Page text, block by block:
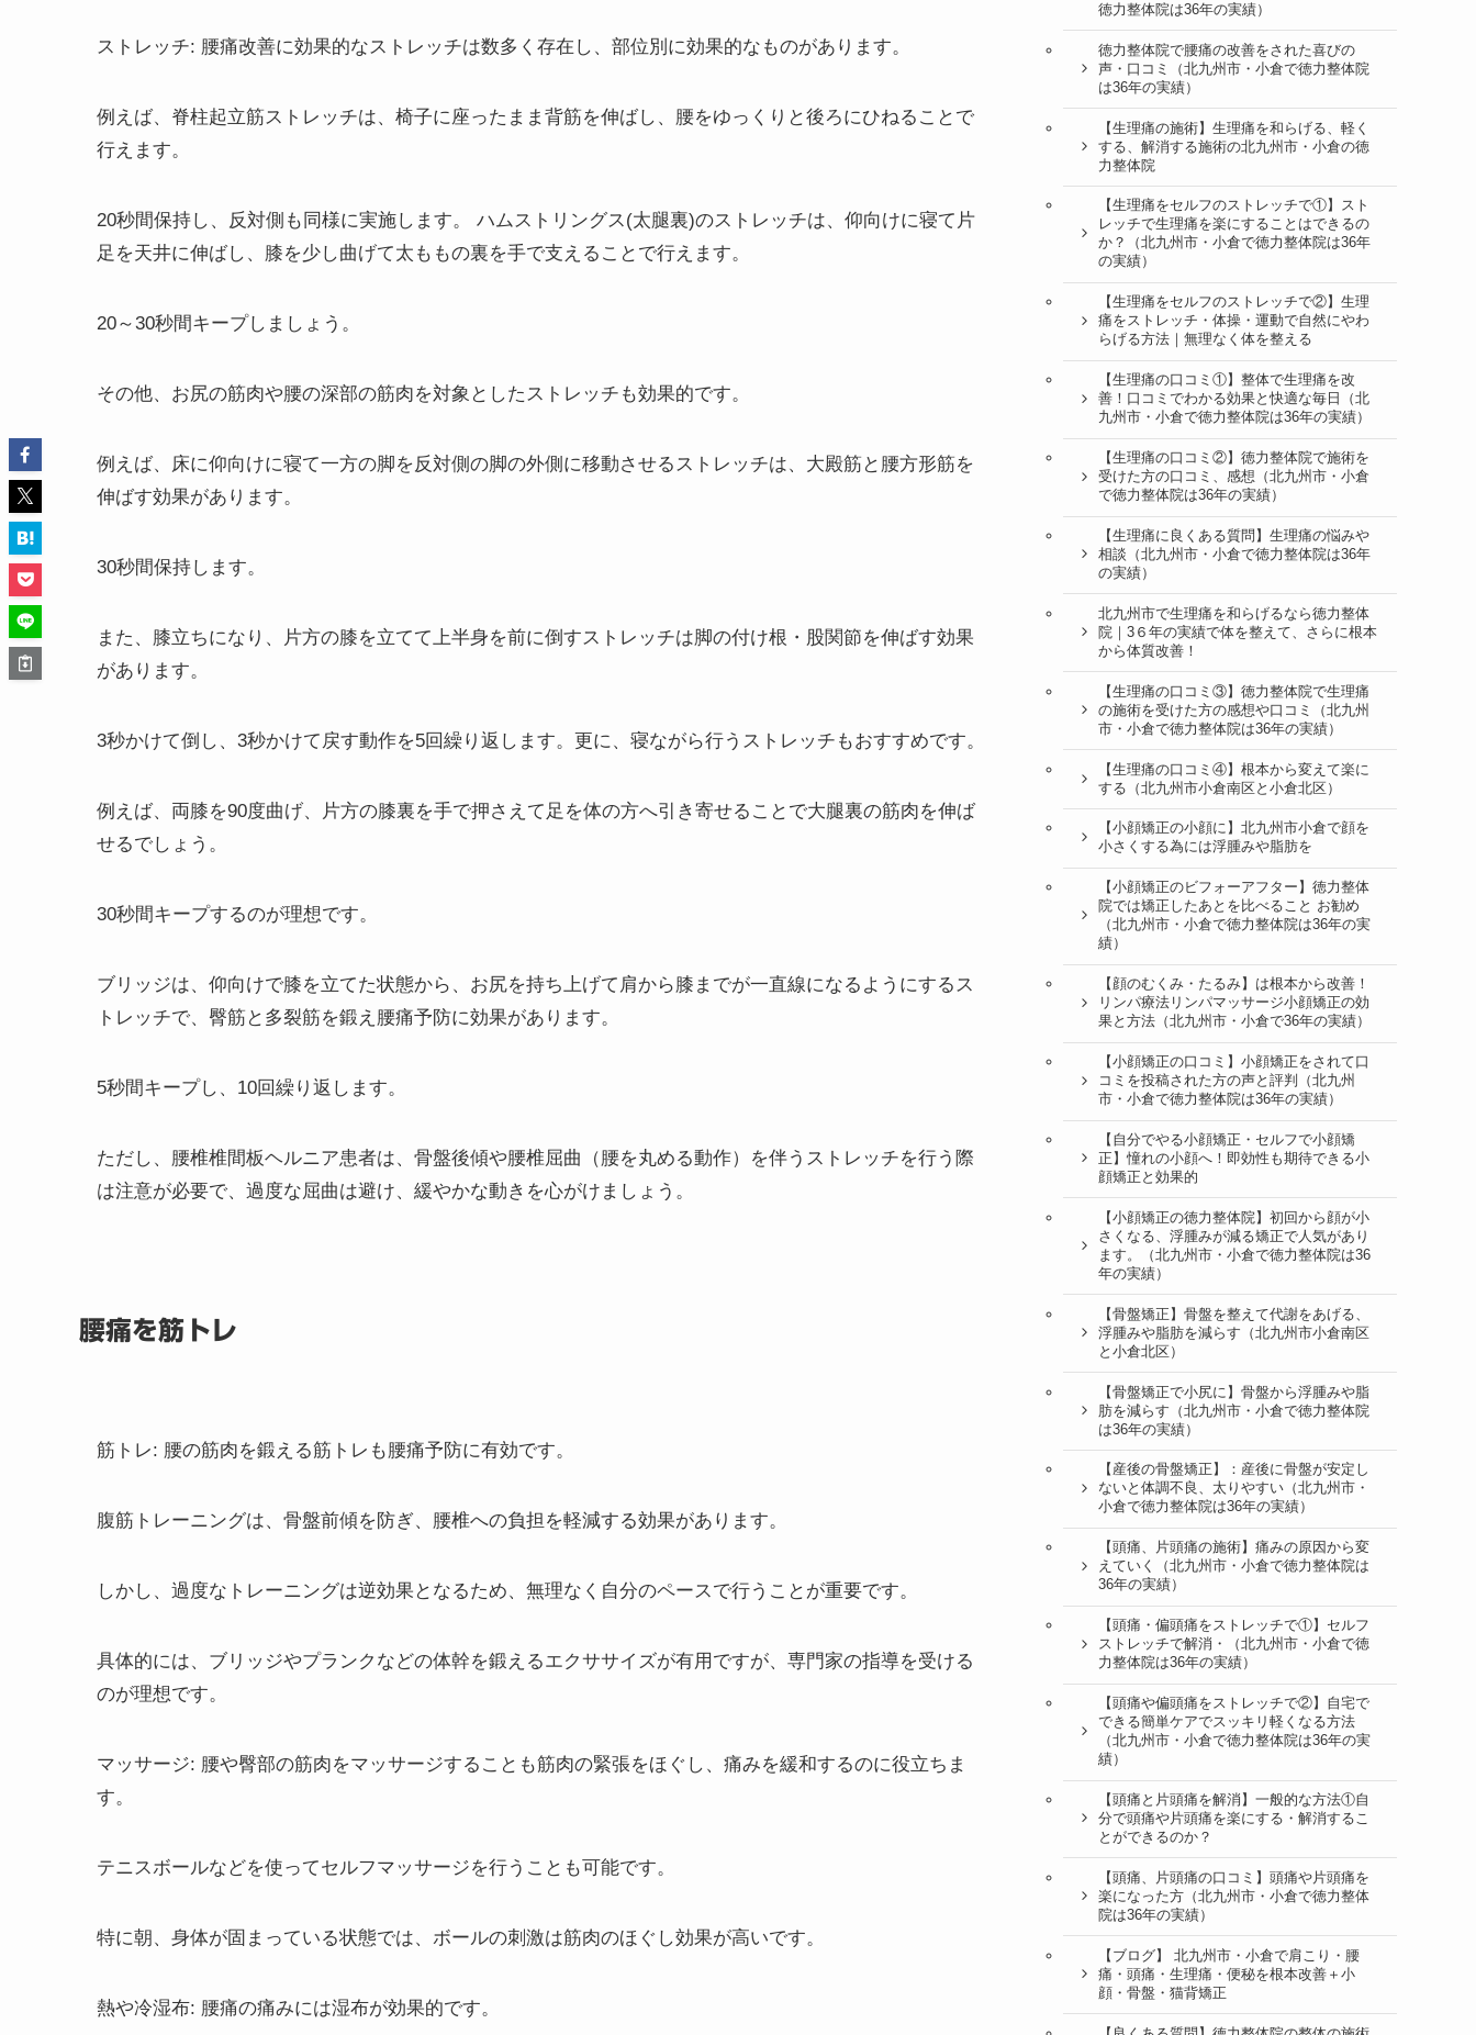
ストレッチ: 腰痛改善に効果的なストレッチは数多く存在し、部位別に効果的なものがあります。
例えば、脊柱起立筋ストレッチは、椅子に座ったまま背筋を伸ばし、腰をゆっくりと後ろにひねることで
行えます。
20秒間保持し、反対側も同様に実施します。 ハムストリングス(太腿裏)のストレッチは、仰向けに寝て片
足を天井に伸ばし、膝を少し曲げて太ももの裏を手で支えることで行えます。
20～30秒間キープしましょう。
その他、お尻の筋肉や腰の深部の筋肉を対象としたストレッチも効果的です。
例えば、床に仰向けに寝て一方の脚を反対側の脚の外側に移動させるストレッチは、大殿筋と腰方形筋を
伸ばす効果があります。
30秒間保持します。
また、膝立ちになり、片方の膝を立てて上半身を前に倒すストレッチは脚の付け根・股関節を伸ばす効果
があります。
3秒かけて倒し、3秒かけて戻す動作を5回繰り返します。更に、寝ながら行うストレッチもおすすめです。
例えば、両膝を90度曲げ、片方の膝裏を手で押さえて足を体の方へ引き寄せることで大腿裏の筋肉を伸ば
せるでしょう。
30秒間キープするのが理想です。
ブリッジは、仰向けで膝を立てた状態から、お尻を持ち上げて肩から膝までが一直線になるようにするス
トレッチで、臀筋と多裂筋を鍛え腰痛予防に効果があります。
5秒間キープし、10回繰り返します。
ただし、腰椎椎間板ヘルニア患者は、骨盤後傾や腰椎屈曲（腰を丸める動作）を伴うストレッチを行う際
は注意が必要で、過度な屈曲は避け、緩やかな動きを心がけましょう。
腰痛を筋トレ
筋トレ: 腰の筋肉を鍛える筋トレも腰痛予防に有効です。
腹筋トレーニングは、骨盤前傾を防ぎ、腰椎への負担を軽減する効果があります。
しかし、過度なトレーニングは逆効果となるため、無理なく自分のペースで行うことが重要です。
具体的には、ブリッジやプランクなどの体幹を鍛えるエクササイズが有用ですが、専門家の指導を受ける
のが理想です。
マッサージ: 腰や臀部の筋肉をマッサージすることも筋肉の緊張をほぐし、痛みを緩和するのに役立ちま
す。
テニスボールなどを使ってセルフマッサージを行うことも可能です。
特に朝、身体が固まっている状態では、ボールの刺激は筋肉のほぐし効果が高いです。
熱や冷湿布: 腰痛の痛みには湿布が効果的です。
徳力整体院は36年の実績）
徳力整体院で腰痛の改善をされた喜びの
声・口コミ（北九州市・小倉で徳力整体院
は36年の実績）
【生理痛の施術】生理痛を和らげる、軽く
する、解消する施術の北九州市・小倉の徳
力整体院
【生理痛をセルフのストレッチで①】スト
レッチで生理痛を楽にすることはできるの
か？（北九州市・小倉で徳力整体院は36年
の実績）
【生理痛をセルフのストレッチで②】生理
痛をストレッチ・体操・運動で自然にやわ
らげる方法｜無理なく体を整える
【生理痛の口コミ①】整体で生理痛を改
善！口コミでわかる効果と快適な毎日（北
九州市・小倉で徳力整体院は36年の実績）
【生理痛の口コミ②】徳力整体院で施術を
受けた方の口コミ、感想（北九州市・小倉
で徳力整体院は36年の実績）
【生理痛に良くある質問】生理痛の悩みや
相談（北九州市・小倉で徳力整体院は36年
の実績）
北九州市で生理痛を和らげるなら徳力整体
院｜3６年の実績で体を整えて、さらに根本
から体質改善！
【生理痛の口コミ③】徳力整体院で生理痛
の施術を受けた方の感想や口コミ（北九州
市・小倉で徳力整体院は36年の実績）
【生理痛の口コミ④】根本から変えて楽に
する（北九州市小倉南区と小倉北区）
【小顔矯正の小顔に】北九州市小倉で顔を
小さくする為には浮腫みや脂肪を
【小顔矯正のビフォーアフター】徳力整体
院では矯正したあとを比べること お勧め
（北九州市・小倉で徳力整体院は36年の実
績）
【顔のむくみ・たるみ】は根本から改善！
リンパ療法リンパマッサージ小顔矯正の効
果と方法（北九州市・小倉で36年の実績）
【小顔矯正の口コミ】小顔矯正をされて口
コミを投稿された方の声と評判（北九州
市・小倉で徳力整体院は36年の実績）
【自分でやる小顔矯正・セルフで小顔矯
正】憧れの小顔へ！即効性も期待できる小
顔矯正と効果的
【小顔矯正の徳力整体院】初回から顔が小
さくなる、浮腫みが減る矯正で人気があり
ます。（北九州市・小倉で徳力整体院は36
年の実績）
【骨盤矯正】骨盤を整えて代謝をあげる、
浮腫みや脂肪を減らす（北九州市小倉南区
と小倉北区）
【骨盤矯正で小尻に】骨盤から浮腫みや脂
肪を減らす（北九州市・小倉で徳力整体院
は36年の実績）
【産後の骨盤矯正】：産後に骨盤が安定し
ないと体調不良、太りやすい（北九州市・
小倉で徳力整体院は36年の実績）
【頭痛、片頭痛の施術】痛みの原因から変
えていく（北九州市・小倉で徳力整体院は
36年の実績）
【頭痛・偏頭痛をストレッチで①】セルフ
ストレッチで解消・（北九州市・小倉で徳
力整体院は36年の実績）
【頭痛や偏頭痛をストレッチで②】自宅で
できる簡単ケアでスッキリ軽くなる方法
（北九州市・小倉で徳力整体院は36年の実
績）
【頭痛と片頭痛を解消】一般的な方法①自
分で頭痛や片頭痛を楽にする・解消するこ
とができるのか？
【頭痛、片頭痛の口コミ】頭痛や片頭痛を
楽になった方（北九州市・小倉で徳力整体
院は36年の実績）
【ブログ】 北九州市・小倉で肩こり・腰
痛・頭痛・生理痛・便秘を根本改善＋小
顔・骨盤・猫背矯正